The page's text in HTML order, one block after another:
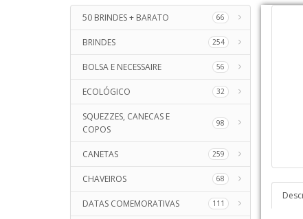
50 BRINDES + BARATO 66
BRINDES 254
BOLSA E NECESSAIRE 56
ECOLÓGICO 32
SQUEZZES, CANECAS E
COPOS
98
CANETAS 259
CHAVEIROS 68
DATAS COMEMORATIVAS 111